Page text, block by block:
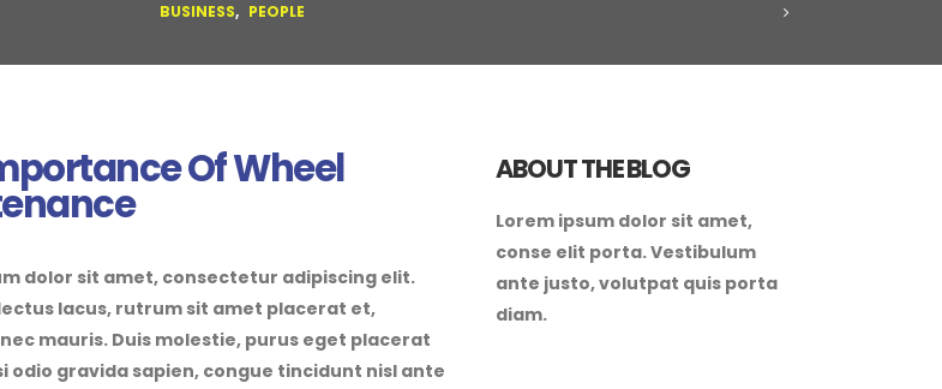
BUSINESS, PEOPLE
Of Wheel
dolor sit amet, consectetur adipiscing elit.
lacus, rutrum sit amet placerat et,
mauris. Duis molestie, purus eget placerat
odio gravida sapien, congue tincidunt nisl ante
ABOUT THE BLOG
Lorem ipsum dolor sit amet,
conse elit porta. Vestibulum
ante justo, volutpat quis porta
diam.